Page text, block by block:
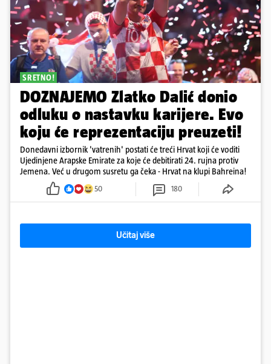
SRETNO!
DOZNAJEMO Zlatko Dalić donio
odluku o nastavku karijere. Evo
koju će reprezentaciju preuzeti!
Donedavni izbornik 'vatrenih' postati će treći Hrvat koji će voditi
Ujedinjene Arapske Emirate za koje će debitirati 24. rujna protiv
Jemena. Već u drugom susretu ga čeka - Hrvat na klupi Bahreina!
50 180
Učitaj više